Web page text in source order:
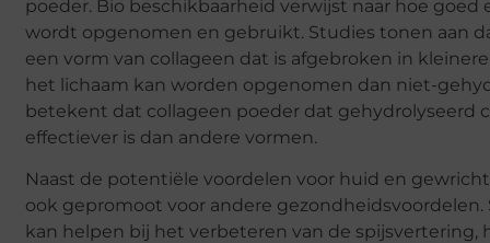
poeder. Bio beschikbaarheid verwijst naar hoe goed
wordt opgenomen en gebruikt. Studies tonen aan
een vorm van collageen dat is afgebroken in
het lichaam kan worden opgenomen dan niet-
betekent dat collageen poeder dat gehydrolyseerd
effectiever is dan andere vormen.
Naast de potentiële voordelen voor huid en
ook gepromoot voor andere
kan helpen bij het verbeteren van de spijsvertering,